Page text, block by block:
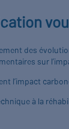
des
sur
l’impact
à la